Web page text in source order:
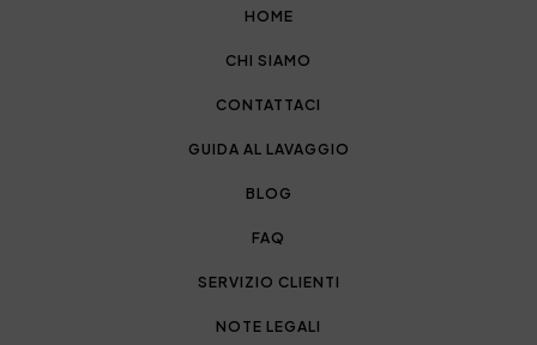
HOME
CHI SIAMO
CONTATTACI
GUIDA AL LAVAGGIO
BLOG
FAQ
SERVIZIO CLIENTI
NOTE LEGALI